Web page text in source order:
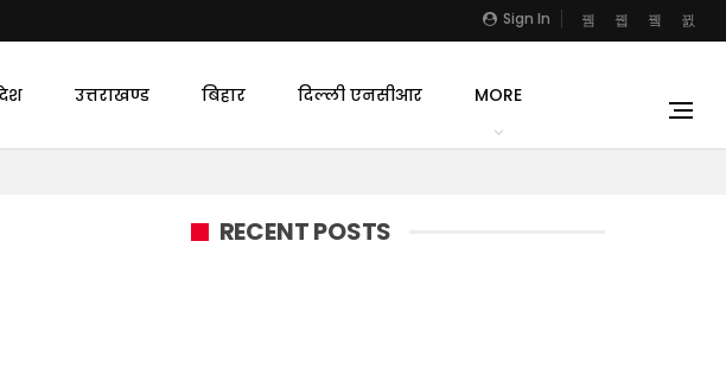
Sign In
उत्तराखण्ड बिहार दिल्ली एनसीआर MORE
RECENT POSTS